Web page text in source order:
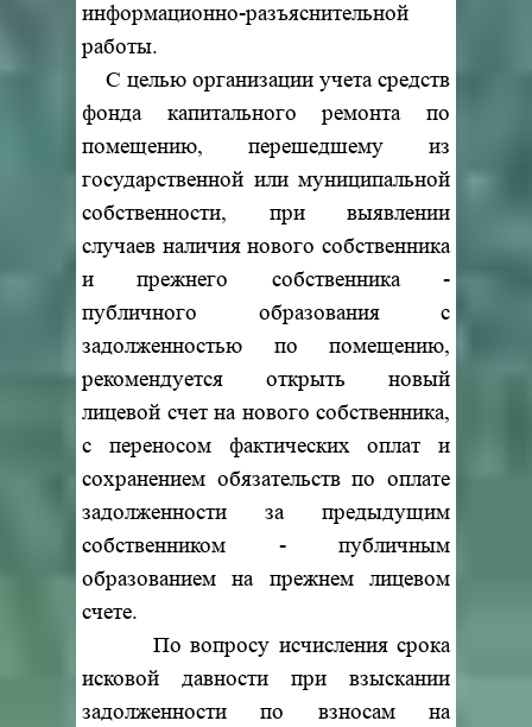
информационно-разъяснительной
работы.
С целью организации учета средств
фонда капитального ремонта по
помещению, перешедшему из
государственной или муниципальной
собственности, при выявлении
случаев наличия нового собственника
и прежнего собственника -
публичного образования с
задолженностью по помещению,
рекомендуется открыть новый
лицевой счет на нового собственника,
с переносом фактических оплат и
сохранением обязательств по оплате
задолженности за предыдущим
собственником - публичным
образованием на прежнем лицевом
счете.
По вопросу исчисления срока
исковой давности при взыскании
задолженности по взносам на